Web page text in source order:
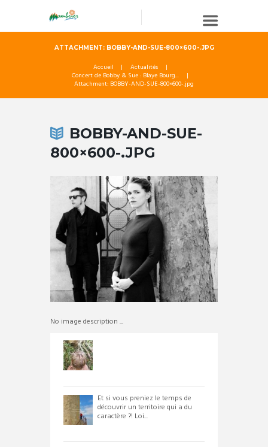
ATTACHMENT: BOBBY-AND-SUE-800×600-.JPG
Accueil
Actualités
Concert de Bobby & Sue : Blaye Bourg...
Attachment: BOBBY-AND-SUE-800×600-.jpg
BOBBY-AND-SUE-
800×600-.JPG
No image description ...
Et si vous preniez le temps de
découvrir un territoire qui a du
caractère ?! Loi...